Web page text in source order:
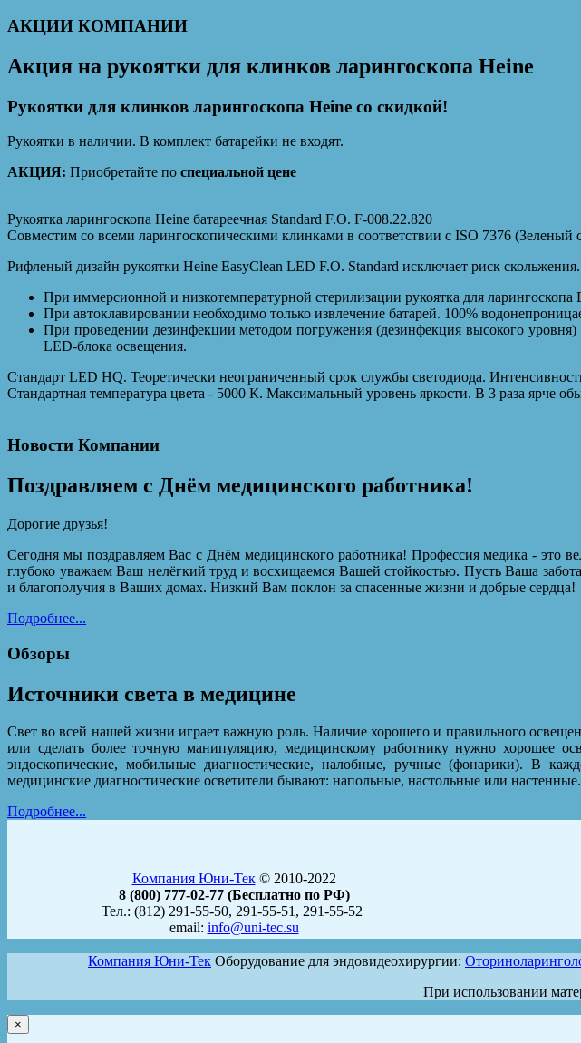
АКЦИИ КОМПАНИИ
Акция на рукоятки для клинков ларингоскопа Heine
Рукоятки для клинков ларингоскопа Heine со скидкой!
Рукоятки в наличии. В комплект батарейки не входят.
АКЦИЯ: Приобретайте по специальной цене
Рукоятка ларингоскопа Heine батареечная Standard F.O. F-008.22.820
Совместим со всеми ларингоскопическими клинками в соответствии с ISO 7376 (Зеленый
Рифленый дизайн рукоятки Heine EasyClean LED F.O. Standard исключает риск
При иммерсионной и низкотемпературной стерилизации рукоятка для ларингоскопа
При автоклавировании необходимо только извлечение батарей. 100%
При проведении дезинфекции методом погружения (дезинфекция высокого
LED-блока освещения.
Стандарт LED HQ. Теоретически неограниченный срок службы светодиода.
Стандартная температура цвета - 5000 К. Максимальный уровень яркости. В 3 раза ярче
Новости Компании
Поздравляем с Днём медицинского работника!
Дорогие друзья!
Сегодня мы поздравляем Вас с Днём медицинского работника! Профессия медика - это
глубоко уважаем Ваш нелёгкий труд и восхищаемся Вашей стойкостью. Пусть Ваша
и благополучия в Ваших домах. Низкий Вам поклон за спасенные жизни и добрые сердца!
Подробнее...
Обзоры
Источники света в медицине
Свет во всей нашей жизни играет важную роль. Наличие хорошего и правильного
или сделать более точную манипуляцию, медицинскому работнику нужно хорошее
эндоскопические, мобильные диагностические, налобные, ручные (фонарики). В
медицинские диагностические осветители бывают: напольные, настольные или настенные.
Подробнее...
Компания Юни-Тек© 2010-2022
8 (800) 777-02-77 (Бесплатно по РФ)
Тел.: (812) 291-55-50, 291-55-51, 291-55-52
email: info@uni-tec.su
Компания Юни-Тек Оборудование для эндовидеохирургии:
При использовании
×